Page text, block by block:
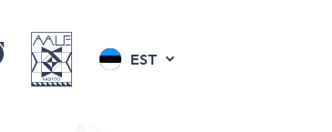
EST